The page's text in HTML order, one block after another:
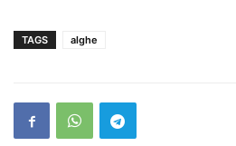
TAGS alghe